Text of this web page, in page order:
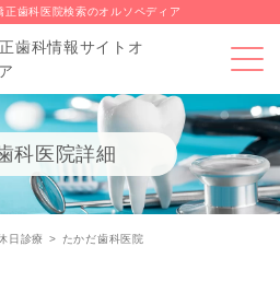
歯科医院検索のオルソペディア
科医院詳細
日診療 たかだ歯科医院